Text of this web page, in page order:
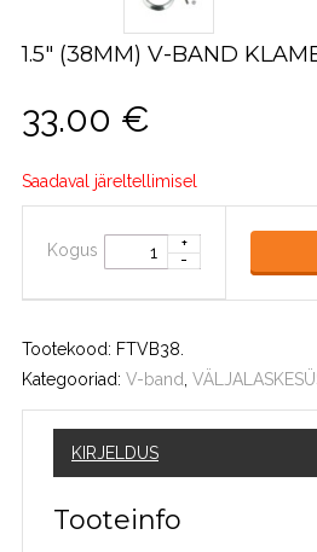
1.5″ (38MM) V-BAND
33.00 €
Saadaval järeltellimisel
Kogus
Tootekood: FTVB38
Kategooriad: V-band
KIRJELDUS
Tooteinfo